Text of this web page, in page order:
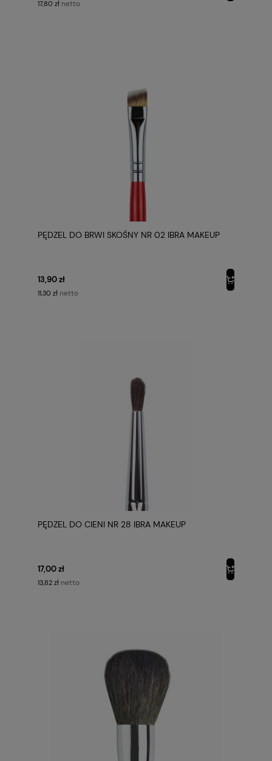
17,80 zł netto
PĘDZEL DO BRWI SKOŚNY NR 02 IBRA MAKEUP
13,90 zł
11,30 zł netto
PĘDZEL DO CIENI NR 28 IBRA MAKEUP
17,00 zł
13,82 zł netto